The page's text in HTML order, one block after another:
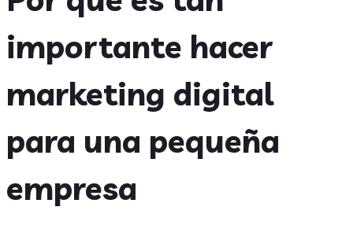
importante hacer
marketing digital
para una pequeña
empresa